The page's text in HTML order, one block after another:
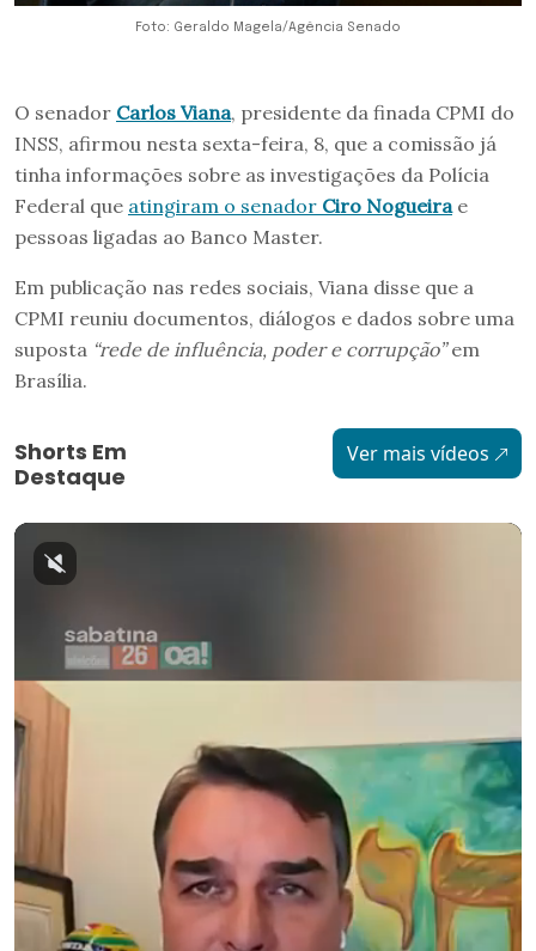
Foto: Geraldo Magela/Agência Senado
O senador Carlos Viana, presidente da finada CPMI do
INSS, afirmou nesta sexta-feira, 8, que a comissão já
tinha informações sobre as investigações da Polícia
Federal que atingiram o senador Ciro Nogueirae
pessoas ligadas ao Banco Master.
Em publicação nas redes sociais, Viana disse que a
CPMI reuniu documentos, diálogos e dados sobre uma
suposta “rede de influência, poder e corrupção”em
Brasília.
Shorts Em
Destaque
Ver mais vídeos